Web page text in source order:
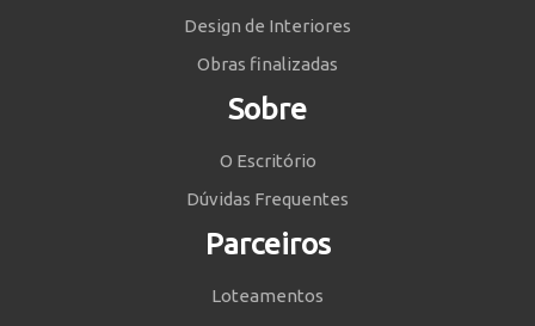
Design de Interiores
Obras finalizadas
Sobre
O Escritório
Dúvidas Frequentes
Parceiros
Loteamentos